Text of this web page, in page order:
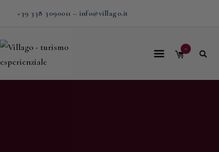
+39 338 3090011 – info@villago.it
0
Home